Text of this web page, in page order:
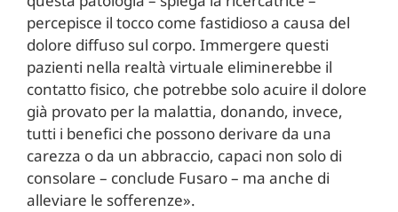
percepisce il tocco come fastidioso a causa del
dolore diffuso sul corpo. Immergere questi
pazienti nella realtà virtuale eliminerebbe il
contatto fisico, che potrebbe solo acuire il dolore
già provato per la malattia, donando, invece,
tutti i benefici che possono derivare da una
carezza o da un abbraccio, capaci non solo di
consolare – conclude Fusaro – ma anche di
alleviare le sofferenze».